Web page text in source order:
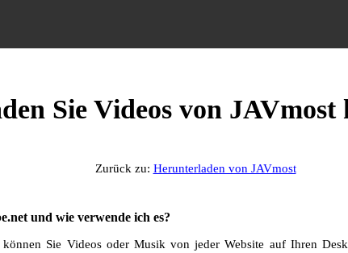
Sie Videos von
Zurück zu: Herunterladen von JAVmost
und wie verwende ich es?
Sie Videos oder Musik von jeder Website auf Ihren